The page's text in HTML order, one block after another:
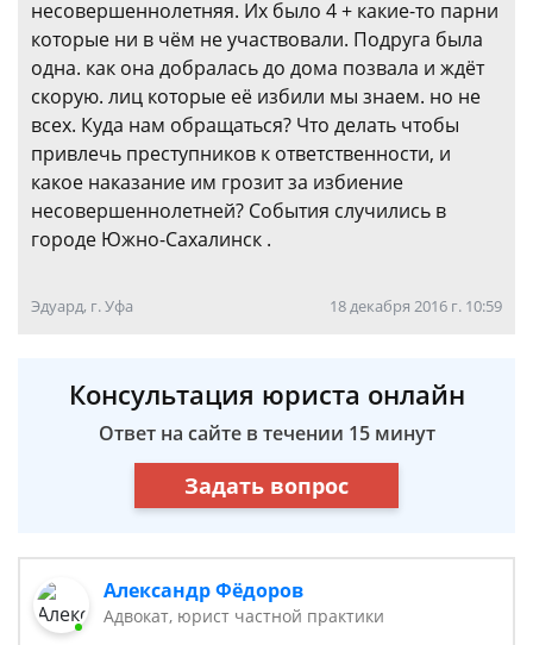
несовершеннолетняя. Их было 4 + какие-то парни
которые ни в чём не участвовали. Подруга была
одна. как она добралась до дома позвала и ждёт
скорую. лиц которые её избили мы знаем. но не
всех. Куда нам обращаться? Что делать чтобы
привлечь преступников к ответственности, и
какое наказание им грозит за избиение
несовершеннолетней? События случились в
городе Южно-Сахалинск .
Эдуард, г. Уфа 18 декабря 2016 г. 10:59
Консультация юриста онлайн
Ответ на сайте в течении 15 минут
Задать вопрос
Александр Фёдоров
Адвокат, юрист частной практики